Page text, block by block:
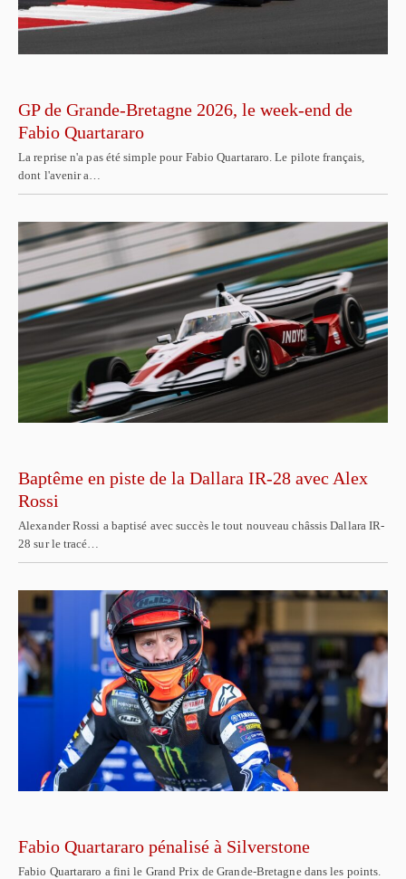
GP de Grande-Bretagne 2026, le week-end de
Fabio Quartararo
La reprise n'a pas été simple pour Fabio Quartararo. Le pilote français,
dont l'avenir a…
Baptême en piste de la Dallara IR-28 avec Alex
Rossi
Alexander Rossi a baptisé avec succès le tout nouveau châssis Dallara IR-
28 sur le tracé…
Fabio Quartararo pénalisé à Silverstone
Fabio Quartararo a fini le Grand Prix de Grande-Bretagne dans les points.